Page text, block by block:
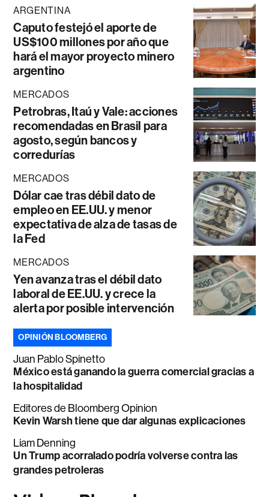
ARGENTINA
Caputo festejó el aporte de
US$100 millones por año que
hará el mayor proyecto minero
argentino
MERCADOS
Petrobras, Itaú y Vale: acciones
recomendadas en Brasil para
agosto, según bancos y
corredurías
MERCADOS
Dólar cae tras débil dato de
empleo en EE.UU. y menor
expectativa de alza de tasas de
la Fed
MERCADOS
Yen avanza tras el débil dato
laboral de EE.UU. y crece la
alerta por posible intervención
OPINIÓN BLOOMBERG
Juan Pablo Spinetto
México está ganando la guerra comercial gracias a
la hospitalidad
Editores de Bloomberg Opinion
Kevin Warsh tiene que dar algunas explicaciones
Liam Denning
Un Trump acorralado podría volverse contra las
grandes petroleras